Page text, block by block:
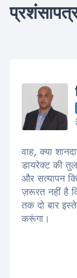
वाह, क्या
डायरेक्ट की
और सत्यापन
ज़रूरत नहीं है
तक दो बार
करूंगा।